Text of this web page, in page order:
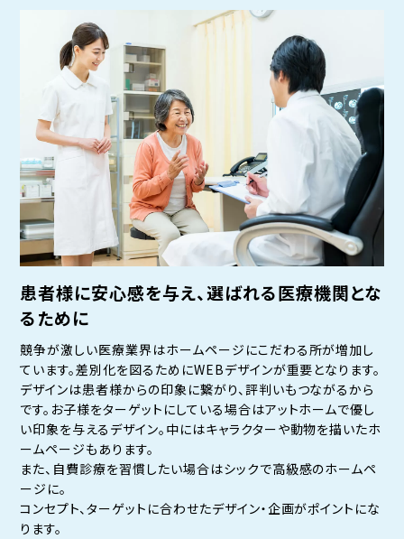
患者様に安心感を与え、選ばれる医療機関とな
るために
競争が激しい医療業界はホームページにこだわる所が増加し
ています。差別化を図るためにWEBデザインが重要となります。
デザインは患者様からの印象に繋がり、評判いもつながるから
です。お子様をターゲットにしている場合はアットホームで優し
い印象を与えるデザイン。中にはキャラクターや動物を描いたホ
ームページもあります。
また、自費診療を習慣したい場合はシックで高級感のホームペ
ージに。
コンセプト、ターゲットに合わせたデザイン・企画がポイントにな
ります。